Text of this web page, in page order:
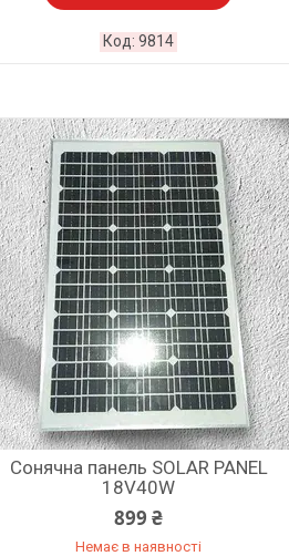
9814
Сонячна панель SOLAR PANEL
18V40W
899 ₴
Немає в наявності